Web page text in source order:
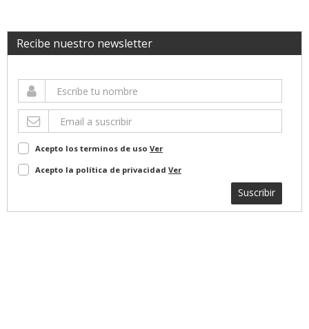
Recibe nuestro newsletter
Acepto los terminos de uso Ver
Acepto la política de privacidad Ver
Suscribir